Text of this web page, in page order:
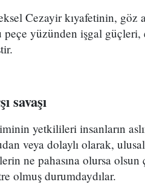
Cezayir kıyafetinin, göz
yüzünden işgal
savaşı
yetkilileri insanların
veya dolaylı olarak,
ne pahasına olursa
olmuş durumdaydılar.